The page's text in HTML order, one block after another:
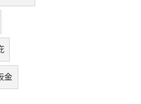
金